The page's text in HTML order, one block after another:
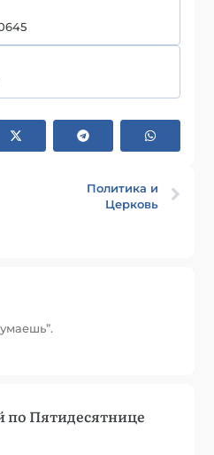
Политика и
Церковь
по Пятидесятнице